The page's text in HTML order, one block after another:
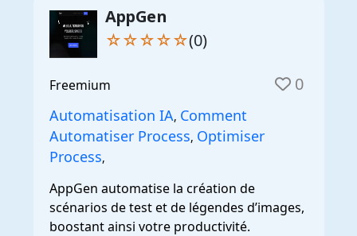
AppGen
☆☆☆☆☆(0)
Freemium 0
Automatisation IA, Comment
Automatiser Process, Optimiser
Process,
AppGen automatise la création de
scénarios de test et de légendes d’images,
boostant ainsi votre productivité.